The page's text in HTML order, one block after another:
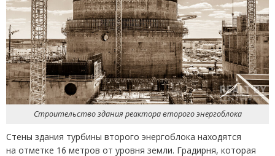
Строительство здания реактора второго энергоблока
Стены здания турбины второго энергоблока находятся
на отметке 16 метров от уровня земли. Градирня, которая